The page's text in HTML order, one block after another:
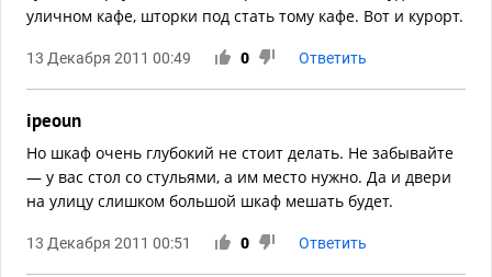
уличном кафе, шторки под стать тому кафе. Вот и курорт.
13 Декабря 2011 00:49 0 Ответить
ipeoun
Но шкаф очень глубокий не стоит делать. Не забывайте
— у вас стол со стульями, а им место нужно. Да и двери
на улицу слишком большой шкаф мешать будет.
13 Декабря 2011 00:51 0 Ответить